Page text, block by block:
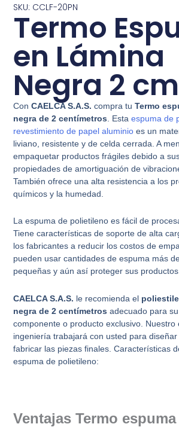
SKU: CCLF-20PN
Termo
en Lámina
Negra 2 cm
ConCAELCA S.A.S. compra tuTermo
negra de 2 centímetros . Estaespuma de
revestimiento de papel aluminio es un
liviano, resistente y de celda cerrada. A
empaquetar productos frágiles debido a
propiedades de amortiguación de
También ofrece una alta resistencia a los
químicos y la humedad.
La espuma de polietileno es fácil de
Tiene características de soporte de alta
los fabricantes a reducir los costos de
pueden usar cantidades de espuma más
pequeñas y aún así proteger sus
CAELCA S.A.S. le recomienda el
negra de 2 centímetros adecuado para
componente o producto exclusivo. Nuestro
ingeniería trabajará con usted para
fabricar las piezas finales. Características
espuma de polietileno:
Ventajas Termo espuma